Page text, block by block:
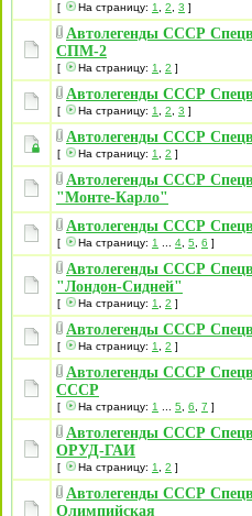
[ На страницу: 1 2 3 ]
Автолегенды СССР
СПМ-2
[ На страницу: 1 2 ]
Автолегенды СССР
[ На страницу: 1 2 3 ]
Автолегенды СССР
[ На страницу: 1 2 ]
Автолегенды СССР
"Монте-Карло"
Автолегенды СССР
[ На страницу: 1 4 5 6 ]
Автолегенды СССР
"Лондон-Сидней"
[ На страницу: 1 2 ]
Автолегенды СССР
[ На страницу: 1 2 ]
Автолегенды СССР
СССР
[ На страницу: 1 5 6 7 ]
Автолегенды СССР
ОРУД-ГАИ
[ На страницу: 1 2 ]
Автолегенды СССР
Олимпийская